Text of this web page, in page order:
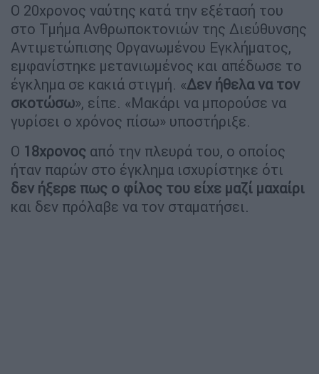
Ο 20χρονος ναύτης κατά την εξέτασή του
στο Τμήμα Ανθρωποκτονιών της Διεύθυνσης
Αντιμετώπισης Οργανωμένου Εγκλήματος,
εμφανίστηκε μετανιωμένος και απέδωσε το
έγκλημα σε κακιά στιγμή. «Δεν ήθελα να τον
σκοτώσω», είπε. «Μακάρι να μπορούσε να
γυρίσει ο χρόνος πίσω» υποστήριξε.
Ο 18χρονος από την πλευρά του, ο οποίος
ήταν παρών στο έγκλημα ισχυρίστηκε ότι
δεν ήξερε πως ο φίλος του είχε μαζί μαχαίρι
και δεν πρόλαβε να τον σταματήσει.